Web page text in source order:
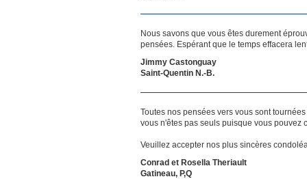
Nous savons que vous êtes durement
pensées. Espérant que le temps effacera
Jimmy Castonguay
Saint-Quentin N.-B.
Toutes nos pensées vers vous sont
vous n'êtes pas seuls puisque vous pouvez
Veuillez accepter nos plus sincères
Conrad et Rosella Theriault
Gatineau, P,Q